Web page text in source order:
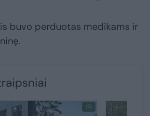
buvo perduotas medikams ir